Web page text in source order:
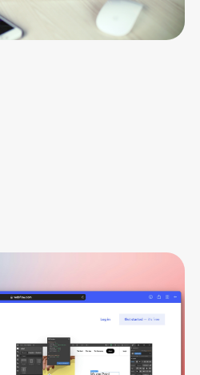
Website? Die
consectetur adipiscing elit.
in eros.